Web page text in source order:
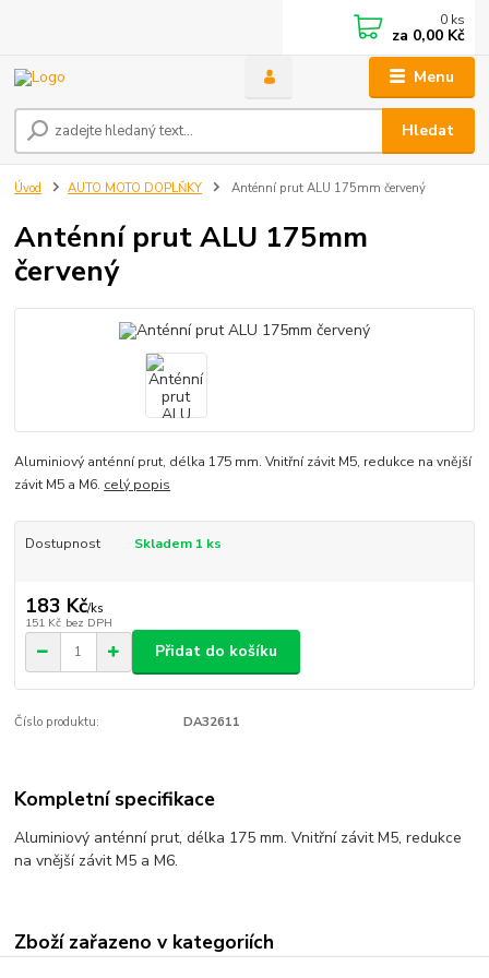
Menu
Hledat
0 ks
za 0,00 Kč
Úvod AUTO MOTO DOPLŇKY Anténní prut ALU 175mm červený
Anténní prut ALU 175mm
červený
Aluminiový anténní prut, délka 175 mm. Vnitřní závit M5, redukce na vnější
závit M5 a M6. celý popis
Dostupnost Skladem 1 ks
183 Kč/ks
151 Kč bez DPH
Přidat do košíku
Číslo produktu: DA32611
Kompletní specifikace
Aluminiový anténní prut, délka 175 mm. Vnitřní závit M5, redukce
na vnější závit M5 a M6.
Zboží zařazeno v kategoriích